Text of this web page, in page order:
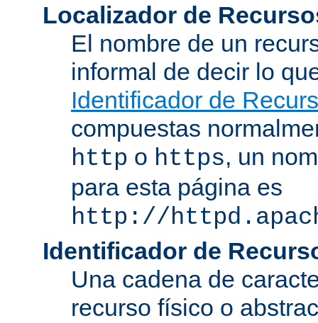
Localizador de
El nombre de un
informal de decir lo
Identificador de
compuestas
http o https, un
para esta página es
http://
Identificador de
Una cadena de
recurso físico o